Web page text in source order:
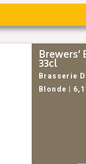
Brewers’
33cl
Brasserie
Blonde
|